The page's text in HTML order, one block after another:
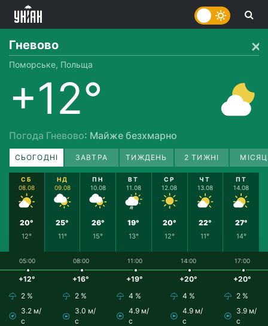
Гневово
Поморське, Польща
+12°
Погода Гневово: Майже безхмарно
СЬОГОДНІ ЗАВТРА ТИЖДЕНЬ 2 ТИЖНІ
СБ
08.08
20°
12°
НД
09.08
25°
11°
ПН
10.08
26°
15°
ВТ
11.08
19°
13°
СР
12.08
20°
12°
ЧТ
13.08
22°
11°
ПТ
14.08
27°
14°
05:00
+12°
2 %
3.2 м/
с
08:00
+16°
2 %
3.0 м/
с
11:00
+19°
4 %
4.9 м/
с
14:00
+20°
4 %
4.9 м/
с
17:00
+20°
2 %
3.9 м/
с